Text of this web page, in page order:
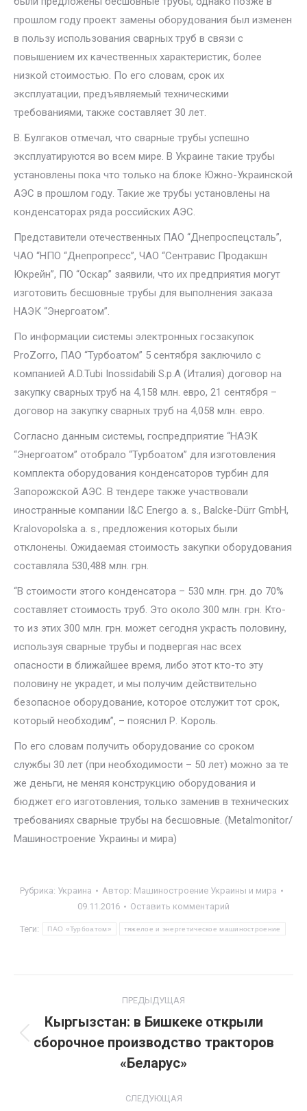
прошлом году проект замены оборудования был изменен
в пользу использования сварных труб в связи с
повышением их качественных характеристик, более
низкой стоимостью. По его словам, срок их
эксплуатации, предъявляемый техническими
требованиями, также составляет 30 лет.
В. Булгаков отмечал, что сварные трубы успешно
эксплуатируются во всем мире. В Украине такие трубы
установлены пока что только на блоке Южно-Украинской
АЭС в прошлом году. Такие же трубы установлены на
конденсаторах ряда российских АЭС.
Представители отечественных ПАО “Днепроспецсталь”,
ЧАО “НПО “Днепропресс”, ЧАО “Сентравис Продакшн
Юкрейн”, ПО “Оскар” заявили, что их предприятия могут
изготовить бесшовные трубы для выполнения заказа
НАЭК “Энергоатом”.
По информации системы электронных госзакупок
ProZorro, ПАО “Турбоатом” 5 сентября заключило с
компанией A.D.Tubi Inossidabili S.p.A (Италия) договор на
закупку сварных труб на 4,158 млн. евро, 21 сентября –
договор на закупку сварных труб на 4,058 млн. евро.
Согласно данным системы, госпредприятие “НАЭК
“Энергоатом” отобрало “Турбоатом” для изготовления
комплекта оборудования конденсаторов турбин для
Запорожской АЭС. В тендере также участвовали
иностранные компании I&C Energo a. s., Balcke-Dürr GmbH,
Kralovopolska a. s., предложения которых были
отклонены. Ожидаемая стоимость закупки оборудования
составляла 530,488 млн. грн.
“В стоимости этого конденсатора – 530 млн. грн. до 70%
составляет стоимость труб. Это около 300 млн. грн. Кто-
то из этих 300 млн. грн. может сегодня украсть половину,
используя сварные трубы и подвергая нас всех
опасности в ближайшее время, либо этот кто-то эту
половину не украдет, и мы получим действительно
безопасное оборудование, которое отслужит тот срок,
который необходим”, – пояснил Р. Король.
По его словам получить оборудование со сроком
службы 30 лет (при необходимости – 50 лет) можно за те
же деньги, не меняя конструкцию оборудования и
бюджет его изготовления, только заменив в технических
требованиях сварные трубы на бесшовные. (Metalmonitor/
Машиностроение Украины и мира)
Рубрика: Украина Автор: Машиностроение Украины и мира
09.11.2016
Оставить комментарий
Теги: ПАО «Турбоатом» тяжелое и энергетическое машиностроение
по
записям
ПРЕДЫДУЩАЯ
Предыдущая
запись:
Кыргызстан: в Бишкеке открыли
сборочное производство тракторов
«Беларус»
СЛЕДУЮЩАЯ